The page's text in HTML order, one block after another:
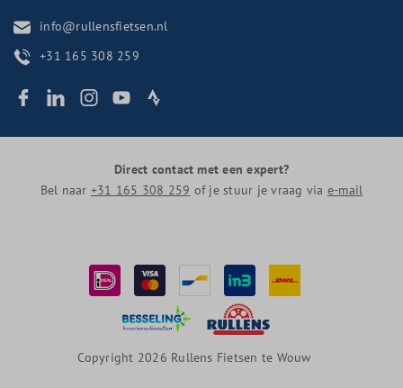
info@rullensfietsen.nl
+31 165 308 259
Direct contact met een expert?
Bel naar +31 165 308 259 of je stuur je vraag via e-mail
Copyright 2026 Rullens Fietsen te Wouw